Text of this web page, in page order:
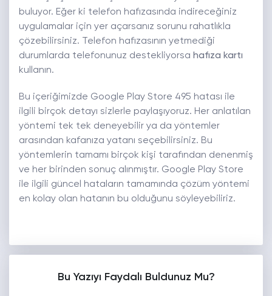
buluyor. Eğer ki telefon hafızasında indireceğiniz
uygulamalar için yer açarsanız sorunu rahatlıkla
çözebilirsiniz. Telefon hafızasının yetmediği
durumlarda telefonunuz destekliyorsa hafıza kartı
kullanın.
Bu içeriğimizde Google Play Store 495 hatası ile
ilgili birçok detayı sizlerle paylaşıyoruz. Her anlatılan
yöntemi tek tek deneyebilir ya da yöntemler
arasından kafanıza yatanı seçebilirsiniz. Bu
yöntemlerin tamamı birçok kişi tarafından denenmiş
ve her birinden sonuç alınmıştır. Google Play Store
ile ilgili güncel hataların tamamında çözüm yöntemi
en kolay olan hatanın bu olduğunu söyleyebiliriz.
Bu Yazıyı Faydalı Buldunuz Mu?